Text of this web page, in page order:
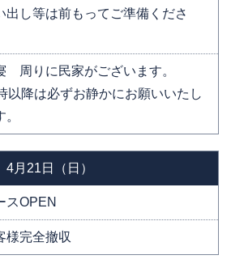
出し等は前もってご準備くださ
周りに民家がございます。
以降は必ずお静かにお願いいたし
。
4月21日（日）
スOPEN
様完全撤収